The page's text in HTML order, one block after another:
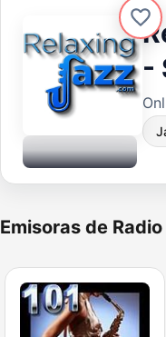
-
Emisoras de